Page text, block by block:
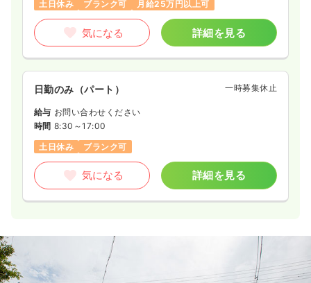
土日休み
ブランク可 月給25万円以上可
気になる 詳細を見る
日勤のみ（パート） 一時募集休止
給与 お問い合わせください
時間 8:30～17:00
土日休み
ブランク可
気になる 詳細を見る